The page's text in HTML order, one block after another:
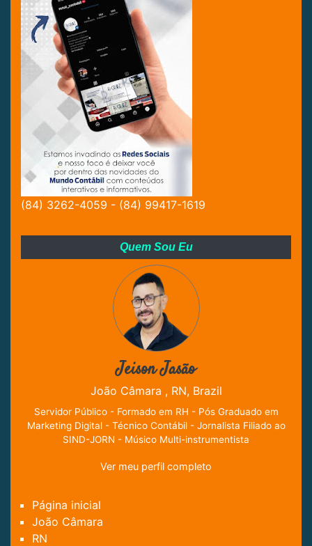
(84) 3262-4059 - (84) 99417-1619
Quem Sou Eu
Jeison Jasão
João Câmara , RN, Brazil
Servidor Público - Formado em RH - Pós Graduado em
Marketing Digital - Técnico Contábil - Jornalista Filiado ao
SIND-JORN - Músico Multi-instrumentista
Ver meu perfil completo
Página inicial
João Câmara
RN